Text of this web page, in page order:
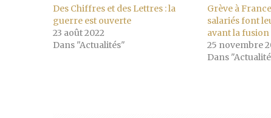
Des Chiffres et des Lettres : la
guerre est ouverte
23 août 2022
Dans "Actualités"
Grève à
salariés font
avant la
25 novembre
Dans